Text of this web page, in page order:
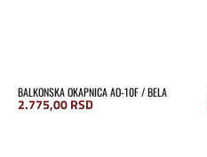
BALKONSKA OKAPNICA AO-10F / BELA
2.775,00RSD